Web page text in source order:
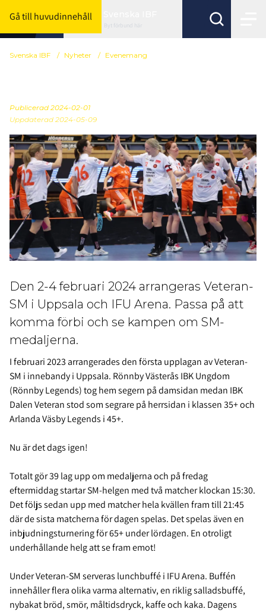
Gå till huvudinnehåll
Byt förbund här
Svenska IBF / Nyheter / Evenemang
Publicerad 2024-02-01
Uppdaterad 2024-05-09
Den 2-4 februari 2024 arrangeras Veteran-
SM i Uppsala och IFU Arena. Passa på att
komma förbi och se kampen om SM-
medaljerna.
I februari 2023 arrangerades den första upplagan av Veteran-
SM i innebandy i Uppsala. Rönnby Västerås IBK Ungdom
(Rönnby Legends) tog hem segern på damsidan medan IBK
Dalen Veteran stod som segrare på herrsidan i klassen 35+ och
Arlanda Väsby Legends i 45+.
Nu är det dags igen!
Totalt gör 39 lag upp om medaljerna och på fredag
eftermiddag startar SM-helgen med två matcher klockan 15:30.
Det följs sedan upp med matcher hela kvällen fram till 21:45
där de sista matcherna för dagen spelas. Det spelas även en
inbjudningsturnering för 65+ under lördagen. En otroligt
underhållande helg att se fram emot!
Under Veteran-SM serveras lunchbuffé i IFU Arena. Buffén
innehåller flera olika varma alternativ, en riklig salladsbuffé,
nybakat bröd, smör, måltidsdryck, kaffe och kaka. Dagens